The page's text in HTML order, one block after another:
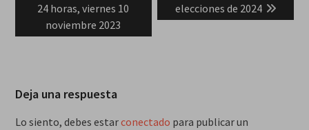
24 horas, viernes 10
noviembre 2023
elecciones de 2024
Deja una respuesta
Lo siento, debes estarconectado para publicar un